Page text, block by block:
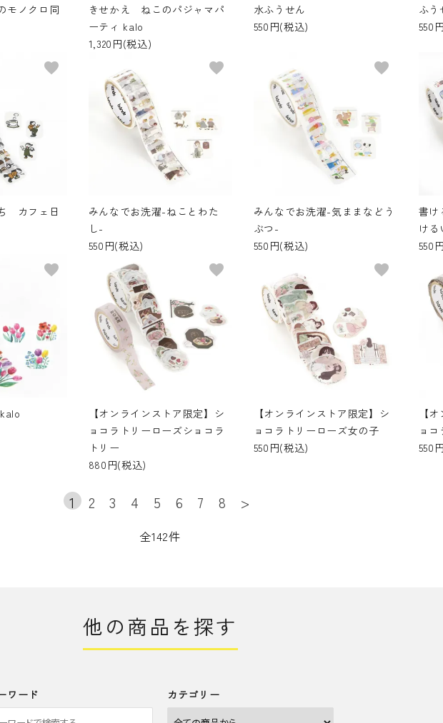
ノクロ同
きせかえ ねこのパジャマパ
ーティ kalo
1,320円(税込)
水ふうせん
550円(税込)
ふう
550
カフェ日
favorite
みんなでお洗濯-ねことわた
し-
550円(税込)
favorite
みんなでお洗濯-気ままなどう
ぶつ-
550円(税込)
favorite
書
ける
550
favorite
【オンラインストア限定】シ
ョコラトリーローズショコラ
トリー
880円(税込)
favorite
【オンラインストア限定】シ
ョコラトリーローズ女の子
550円(税込)
favorite
【
ョ
550
1 2 3 4 5 6 7 8 >
全142件
他の商品を探す
ワード カテゴリー